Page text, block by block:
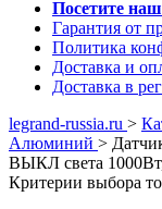
Посетите
Гарантия от
Политика
Доставка и
Доставка в
legrand-russia.ru >
Алюминий >
ВЫКЛ света
Критерии выбора